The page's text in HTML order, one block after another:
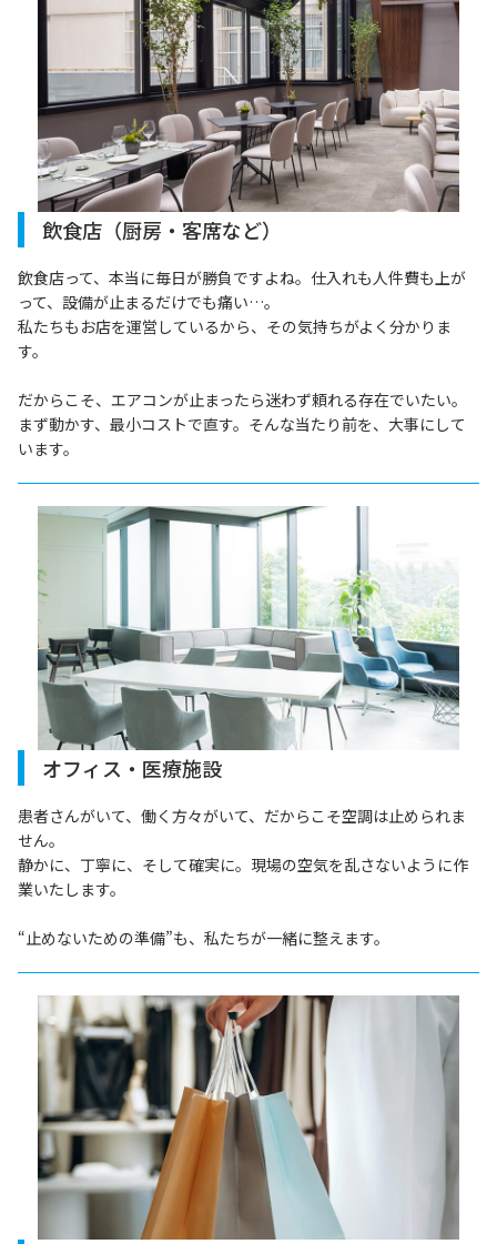
飲食店（厨房・客席など）
飲食店って、本当に毎日が勝負ですよね。仕入れも人件費も上が
って、設備が止まるだけでも痛い…。
私たちもお店を運営しているから、その気持ちがよく分かりま
す。
だからこそ、エアコンが止まったら迷わず頼れる存在でいたい。
まず動かす、最小コストで直す。そんな当たり前を、大事にして
います。
オフィス・医療施設
患者さんがいて、働く方々がいて、だからこそ空調は止められま
せん。
静かに、丁寧に、そして確実に。現場の空気を乱さないように作
業いたします。
“止めないための準備”も、私たちが一緒に整えます。